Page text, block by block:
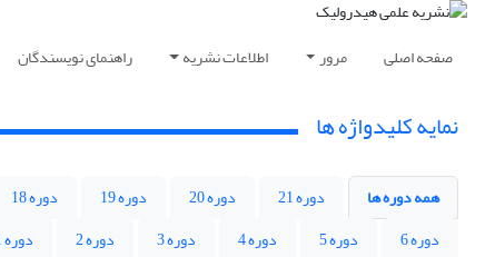
صفحه اصلی مرور اطلاعات نشریه راهنمای نویسندگان
نمایه کلیدواژه ها
همه دوره ها دوره 21 دوره 20 دوره 19 دوره 18
دوره 6
دوره 5 دوره 4 دوره 3 دوره 2
دوره 1